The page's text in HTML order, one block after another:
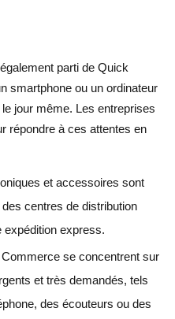
parti de Quick
smartphone ou un ordinateur
jour même. Les entreprises
répondre à ces attentes en
et accessoires sont
centres de distribution
expédition express.
se concentrent sur
et très demandés, tels
des écouteurs ou des